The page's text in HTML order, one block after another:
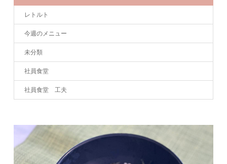
レトルト
今週のメニュー
未分類
社員食堂
社員食堂 工夫